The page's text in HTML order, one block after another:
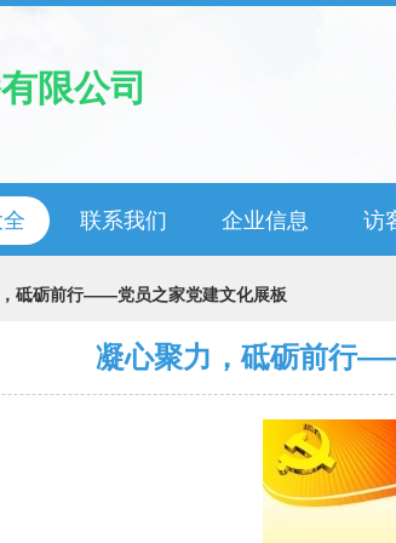
限公司
联系我们 企业信息 访
砥砺前行——党员之家党建文化展板
凝心聚力，砥砺前行